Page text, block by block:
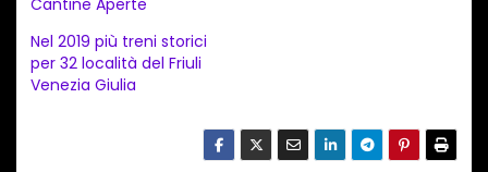
t
o
Cantine Aperte
Nel 2019 più treni storici
per 32 località del Friuli
Venezia Giulia